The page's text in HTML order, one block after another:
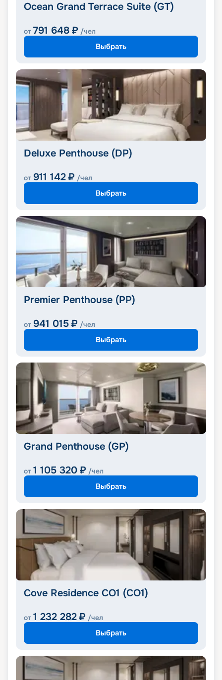
Ocean Grand Terrace Suite (GT)
от 791 648 ₽ /чел
Выбрать
Deluxe Penthouse (DP)
от 911 142 ₽ /чел
Выбрать
Premier Penthouse (PP)
от 941 015 ₽ /чел
Выбрать
Grand Penthouse (GP)
от 1 105 320 ₽ /чел
Выбрать
Cove Residence CO1 (CO1)
от 1 232 282 ₽ /чел
Выбрать